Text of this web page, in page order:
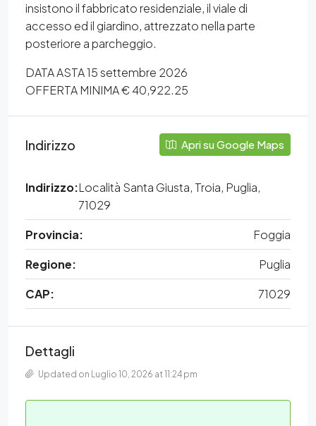
insistono il fabbricato residenziale, il viale di
accesso ed il giardino, attrezzato nella parte
posteriore a parcheggio.
DATA ASTA 15 settembre 2026
OFFERTA MINIMA € 40,922.25
Indirizzo Apri su Google Maps
Indirizzo:Località Santa Giusta, Troia, Puglia,
71029
Provincia:
Foggia
Regione:
Puglia
CAP:
71029
Dettagli
Updated on Luglio 10, 2026 at 11:24 pm